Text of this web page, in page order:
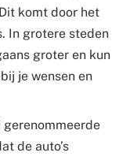
komt door het
In grotere steden
groter en kun
je wensen en
de auto’s